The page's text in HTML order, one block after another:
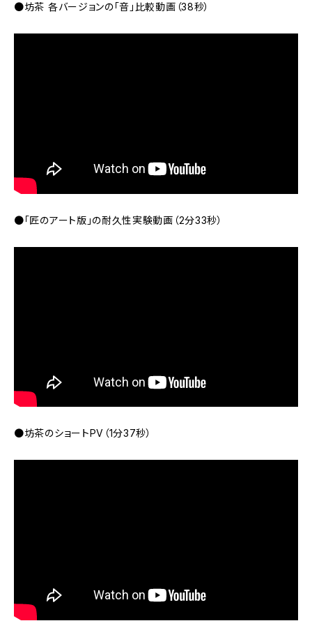
●坊茶 各バージョンの「音」比較動画（38秒）
●「匠のアート版」の耐久性実験動画（2分33秒）
●坊茶のショートPV（1分37秒）